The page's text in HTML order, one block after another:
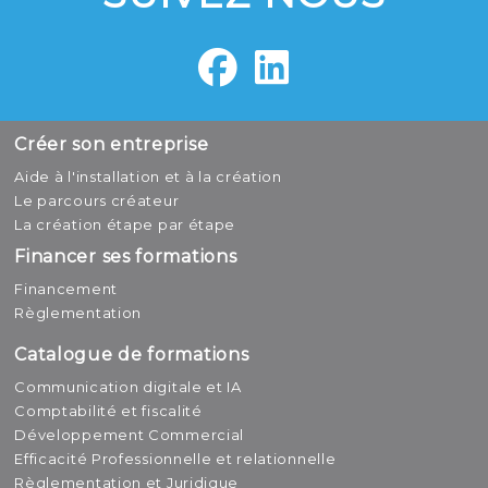
Créer son entreprise
Aide à l'installation et à la création
Le parcours créateur
La création étape par étape
Financer ses formations
Financement
Règlementation
Catalogue de formations
Communication digitale et IA
Comptabilité et fiscalité
Développement Commercial
Efficacité Professionnelle et relationnelle
Règlementation et Juridique